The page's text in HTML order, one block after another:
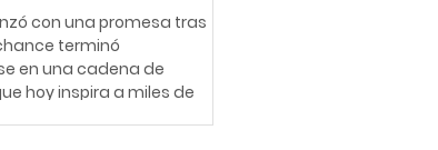
con una promesa tras
terminó
en una cadena de
hoy inspira a miles de